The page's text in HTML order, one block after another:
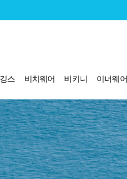
스 비치웨어 비키니 이너웨어